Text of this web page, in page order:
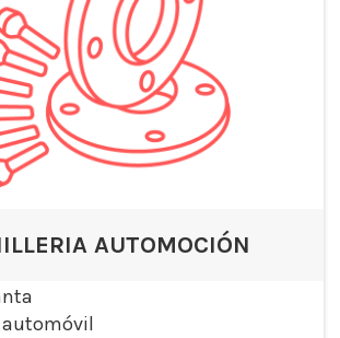
AUTOMOCIÓN
automóvil